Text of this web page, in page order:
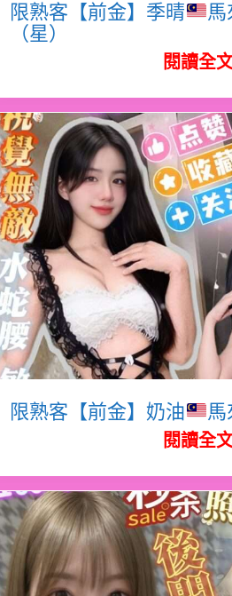
限熟客【前金】季晴
馬
（星）
閱讀全
限熟客【前金】奶油 馬
閱讀全